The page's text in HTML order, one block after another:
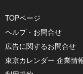
TOPページ
ヘルプ・お問合せ
広告に関するお問合せ
東京カレンダー 企業情